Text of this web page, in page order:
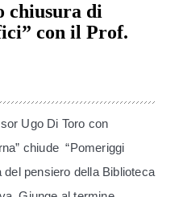
chiusura di
con il Prof.
Ugo Di Toro con
chiude “Pomeriggi
pensiero della Biblioteca